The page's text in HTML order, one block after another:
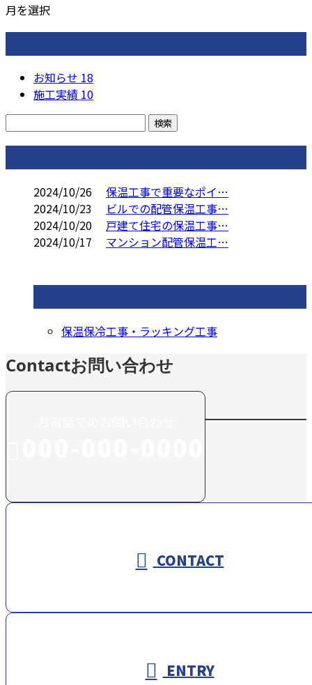
月を選択
お知らせ 18
施工実績 10
2024/10/26
保温工事で重要なポイ…
2024/10/23
ビルでの配管保温工事…
2024/10/20
戸建て住宅の保温工事…
2024/10/17
マンション配管保温工…
保温保冷工事・ラッキング工事
Contactお問い合わせ
CONTACT
ENTRY